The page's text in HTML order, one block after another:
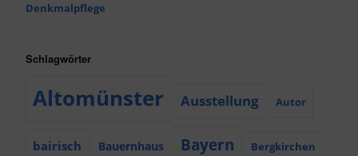
Denkmalpflege
Schlagwörter
Altomünster Ausstellung Autor
bairisch Bauernhaus Bayern Bergkirchen